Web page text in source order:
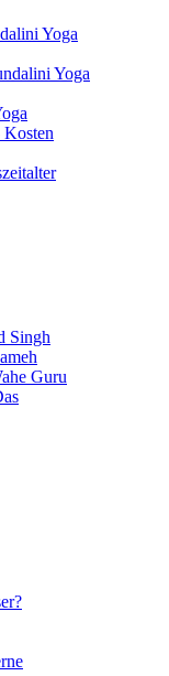
Yoga
Yoga
Singh
Guru